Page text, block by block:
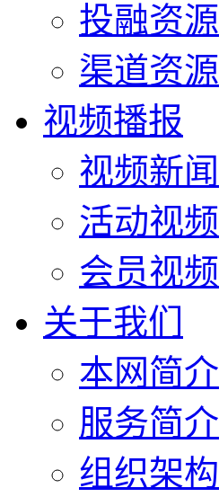
投融资源
渠道资源
视频播报
视频新闻
活动视频
会员视频
关于我们
本网简介
服务简介
组织架构